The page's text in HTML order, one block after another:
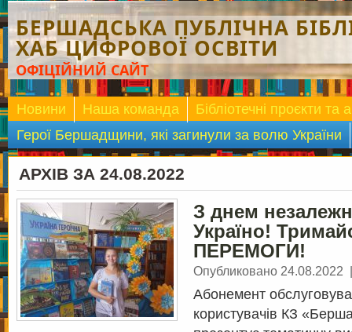
БЕРШАДСЬКА ПУБЛІЧНА
ХАБ ЦИФРОВОЇ ОСВІТИ
ОФІЦІЙНИЙ САЙТ
Новини Наша команда
Бібліотечні проєкти та
Герої Бершадщини, які загинули за волю України
АРХІВ ЗА 24.08.2022
З днем
Україно!
ПЕРЕМОГИ!
Опубликовано 24.08.2022
Абонемент
користувачів КЗ